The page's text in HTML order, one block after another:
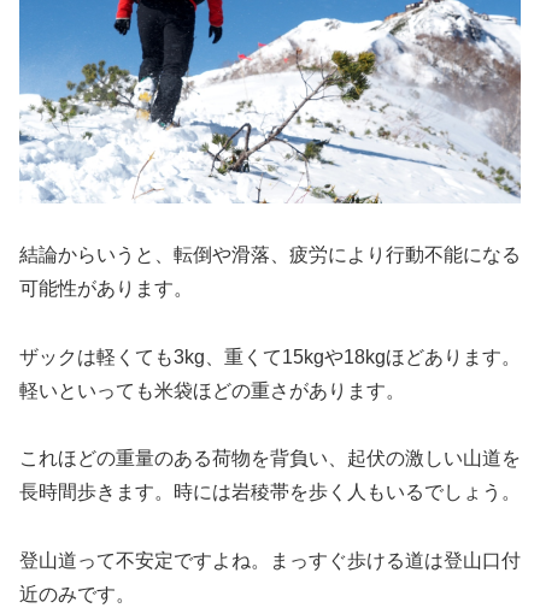
結論からいうと、転倒や滑落、疲労により行動不能になる
可能性があります。
ザックは軽くても3kg、重くて15kgや18kgほどあります。
軽いといっても米袋ほどの重さがあります。
これほどの重量のある荷物を背負い、起伏の激しい山道を
長時間歩きます。時には岩稜帯を歩く人もいるでしょう。
登山道って不安定ですよね。まっすぐ歩ける道は登山口付
近のみです。